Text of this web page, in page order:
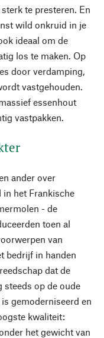
te presteren. En
wild onkruid in je
ideaal om de
los te maken. Op
door verdamping,
vastgehouden.
essenhout
vastpakken.
ander over
in het Frankische
- de
toen al
van
bedrijf in handen
dat de
steeds op de oude
gemoderniseerd en
kwaliteit:
het gewicht van